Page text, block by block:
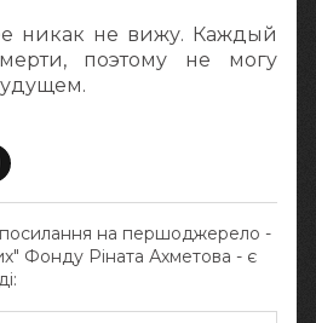
никак не вижу. Каждый
поэтому не могу
посилання на першоджерело -
Фонду Ріната Ахметова - є